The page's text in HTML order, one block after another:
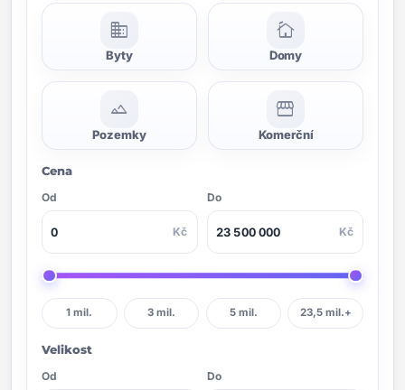
domain
Byty
cottage
Domy
landscape
Pozemky
storefront
Komerční
Cena
Od
Kč
Do
Kč
1 mil. 3 mil. 5 mil. 23,5 mil.+
Velikost
Od Do